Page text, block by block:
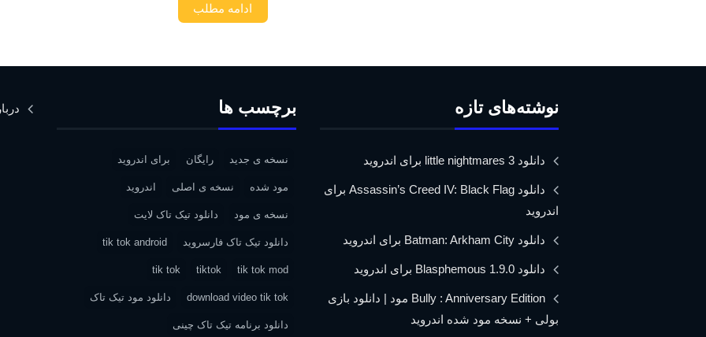
ادامه مطلب
نوشته‌های تازه
دانلود little nightmares 3 برای اندروید
دانلود Assassin’s Creed IV: Black Flag برای
اندروید
دانلود Batman: Arkham City برای اندروید
دانلود Blasphemous 1.9.0 برای اندروید
Bully : Anniversary Edition مود | دانلود بازی
بولی + نسخه مود شده اندروید
برچسب ها
نسخه ی جدید رایگان برای اندروید
مود شده نسخه ی اصلی اندروید
نسخه ی مود دانلود تیک تاک لایت
دانلود تیک تاک فارسروید tik tok android
tik tok mod
tiktok
tik tok
download video tik tok دانلود مود تیک تاک
دانلود برنامه تیک تاک چینی